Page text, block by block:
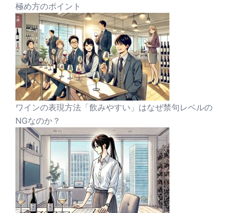
極め方のポイント
ワインの表現方法「飲みやすい」はなぜ禁句レベルの
NGなのか？